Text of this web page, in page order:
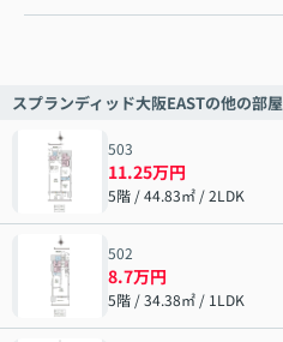
スプランディッド大阪EASTの他の部屋
503
11.25万円
5階 / 44.83㎡ / 2LDK
502
8.7万円
5階 / 34.38㎡ / 1LDK